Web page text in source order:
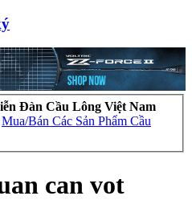
Đàn Cầu Lông Việt Nam
Mua/Bán Các Sản Phẩm Cầu
can vot